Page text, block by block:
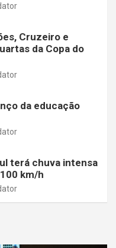
Cruzeiro e
da Copa do
da educação
terá chuva intensa
km/h